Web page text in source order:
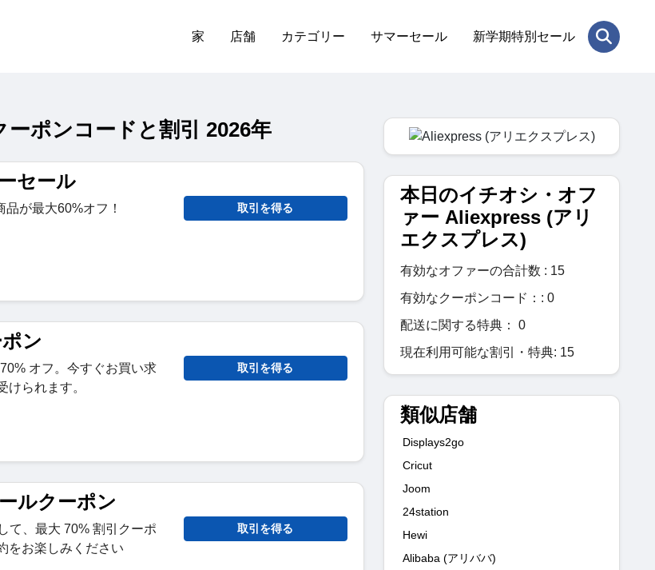
家 店舗 カテゴリー サマーセール 新学期特別セール
ポンコードと割引 2026年
セール
が最大60%オフ！ 取引を得る
ン
オフ。今すぐお買い求
られます。
取引を得る
ルクーポン
て、最大 70% 割引クーポ
をお楽しみください
取引を得る
本日のイチオシ・オフ
ァー Aliexpress (アリ
エクスプレス)
有効なオファーの合計数 : 15
有効なクーポンコード：: 0
配送に関する特典： 0
現在利用可能な割引・特典: 15
類似店舗
Displays2go
Cricut
Joom
24station
Hewi
Alibaba (アリババ)